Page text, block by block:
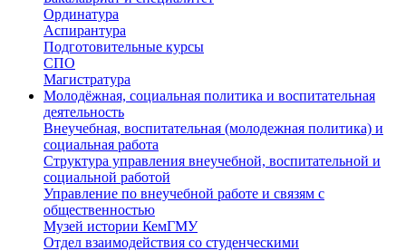
Ординатура
Аспирантура
Подготовительные курсы
СПО
Магистратура
Молодёжная, социальная политика и воспитательная
деятельность
Внеучебная, воспитательная (молодежная политика) и
социальная работа
Структура управления внеучебной, воспитательной и
социальной работой
Управление по внеучебной работе и связям с
общественностью
Музей истории КемГМУ
Отдел взаимодействия со студенческими